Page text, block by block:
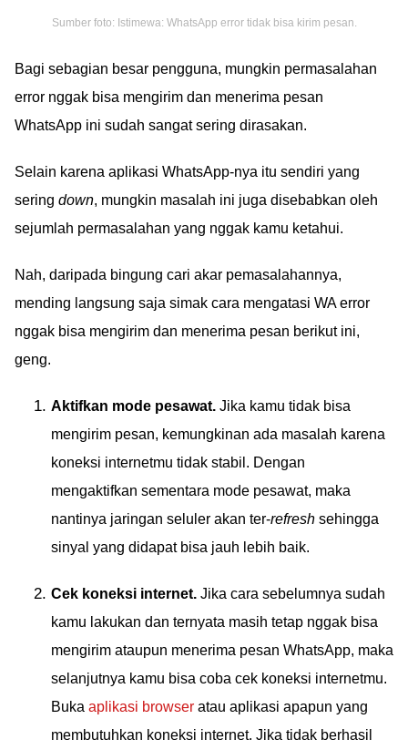
Sumber foto: Istimewa: WhatsApp error tidak bisa kirim pesan.
Bagi sebagian besar pengguna, mungkin permasalahan
error nggak bisa mengirim dan menerima pesan
WhatsApp ini sudah sangat sering dirasakan.
Selain karena aplikasi WhatsApp-nya itu sendiri yang
sering down, mungkin masalah ini juga disebabkan oleh
sejumlah permasalahan yang nggak kamu ketahui.
Nah, daripada bingung cari akar pemasalahannya,
mending langsung saja simak cara mengatasi WA error
nggak bisa mengirim dan menerima pesan berikut ini,
geng.
Aktifkan mode pesawat. Jika kamu tidak bisa
mengirim pesan, kemungkinan ada masalah karena
koneksi internetmu tidak stabil. Dengan
mengaktifkan sementara mode pesawat, maka
nantinya jaringan seluler akan ter-refresh sehingga
sinyal yang didapat bisa jauh lebih baik.
Cek koneksi internet. Jika cara sebelumnya sudah
kamu lakukan dan ternyata masih tetap nggak bisa
mengirim ataupun menerima pesan WhatsApp, maka
selanjutnya kamu bisa coba cek koneksi internetmu.
Buka aplikasi browser atau aplikasi apapun yang
membutuhkan koneksi internet. Jika tidak berhasil